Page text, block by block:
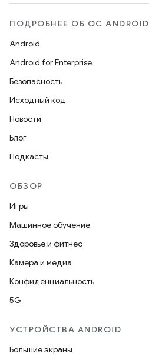
ПОДРОБНЕЕ ОБ ОС ANDROID
Android
Android for Enterprise
Безопасность
Исходный код
Новости
Блог
Подкасты
ОБЗОР
Игры
Машинное обучение
Здоровье и фитнес
Камера и медиа
Конфиденциальность
5G
УСТРОЙСТВА ANDROID
Большие экраны